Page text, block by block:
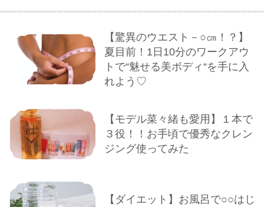
【驚異のウエスト－○㎝！？】
夏目前！1日10分のワークアウ
トで“魅せる美ボディ“を手に入
れよう♡
【モデル菜々緒も愛用】１本で
３役！！お手頃で優秀なクレン
ジング使ってみた
【ダイエット】お風呂で○○はじ